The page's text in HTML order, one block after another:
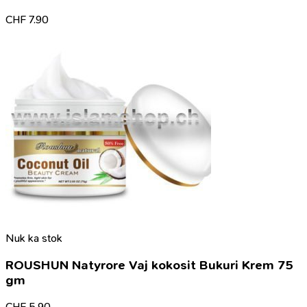
CHF 7.90
Nuk ka stok
ROUSHUN Natyrore Vaj kokosit Bukuri Krem 75
gm